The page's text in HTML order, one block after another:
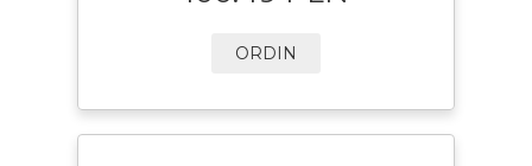
ORDIN